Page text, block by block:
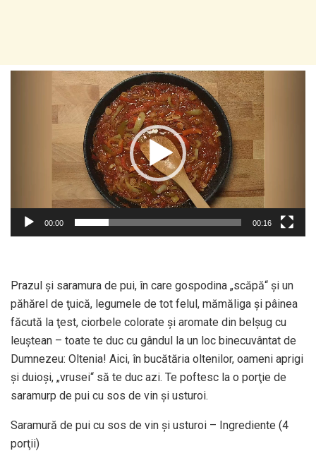
00:00 00:16
Prazul şi saramura de pui, în care gospodina „scăpă“ şi un
păhărel de ţuică, legumele de tot felul, mămăliga şi pâinea
făcută la ţest, ciorbele colorate şi aromate din belşug cu
leuştean – toate te duc cu gândul la un loc binecuvântat de
Dumnezeu: Oltenia! Aici, în bucătăria oltenilor, oameni aprigi
şi duioşi, „vrusei“ să te duc azi. Te poftesc la o porţie de
saramurp de pui cu sos de vin şi usturoi.
Saramură de pui cu sos de vin şi usturoi – Ingrediente (4
porţii)